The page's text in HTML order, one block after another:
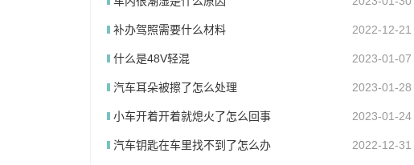
补办驾照需要什么材料 2022-12-21
什么是48V轻混 2023-01-07
汽车耳朵被擦了怎么处理 2023-01-28
小车开着开着就熄火了怎么回事 2023-01-24
汽车钥匙在车里找不到了怎么办 2022-12-31